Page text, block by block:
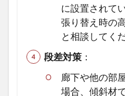
に設置されて
張り替え時の
と相談してく
段差対策：
廊下や他の部
場合、傾斜材